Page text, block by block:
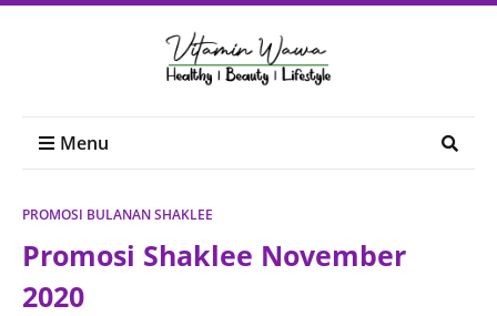
Menu
PROMOSI BULANAN SHAKLEE
Promosi Shaklee November
2020